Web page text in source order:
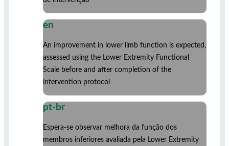
en
An improvement in lower limb function is expected,
assessed using the Lower Extremity Functional
Scale before and after completion of the
intervention protocol
pt-br
Espera-se observar melhora da função dos
membros inferiores avaliada pela Lower Extremity